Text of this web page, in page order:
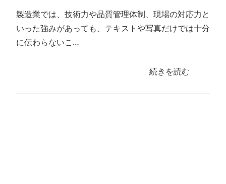
製造業では、技術力や品質管理体制、現場の対応力と
いった強みがあっても、テキストや写真だけでは十分
に伝わらないこ…
続きを読む